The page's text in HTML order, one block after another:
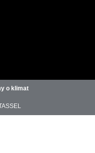
o klimat